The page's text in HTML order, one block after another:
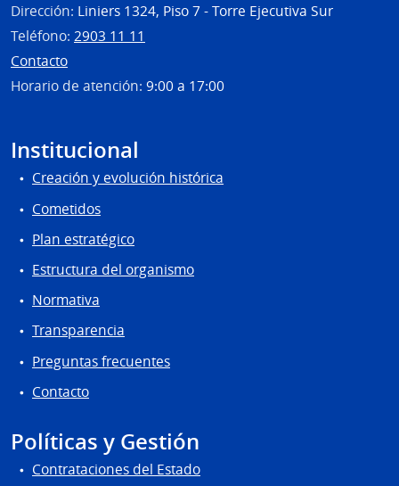
Dirección: Liniers 1324, Piso 7 - Torre Ejecutiva Sur
Teléfono: 2903 11 11
Contacto
Horario de atención: 9:00 a 17:00
Institucional
Creación y evolución histórica
Cometidos
Plan estratégico
Estructura del organismo
Normativa
Transparencia
Preguntas frecuentes
Contacto
Políticas y Gestión
Contrataciones del Estado